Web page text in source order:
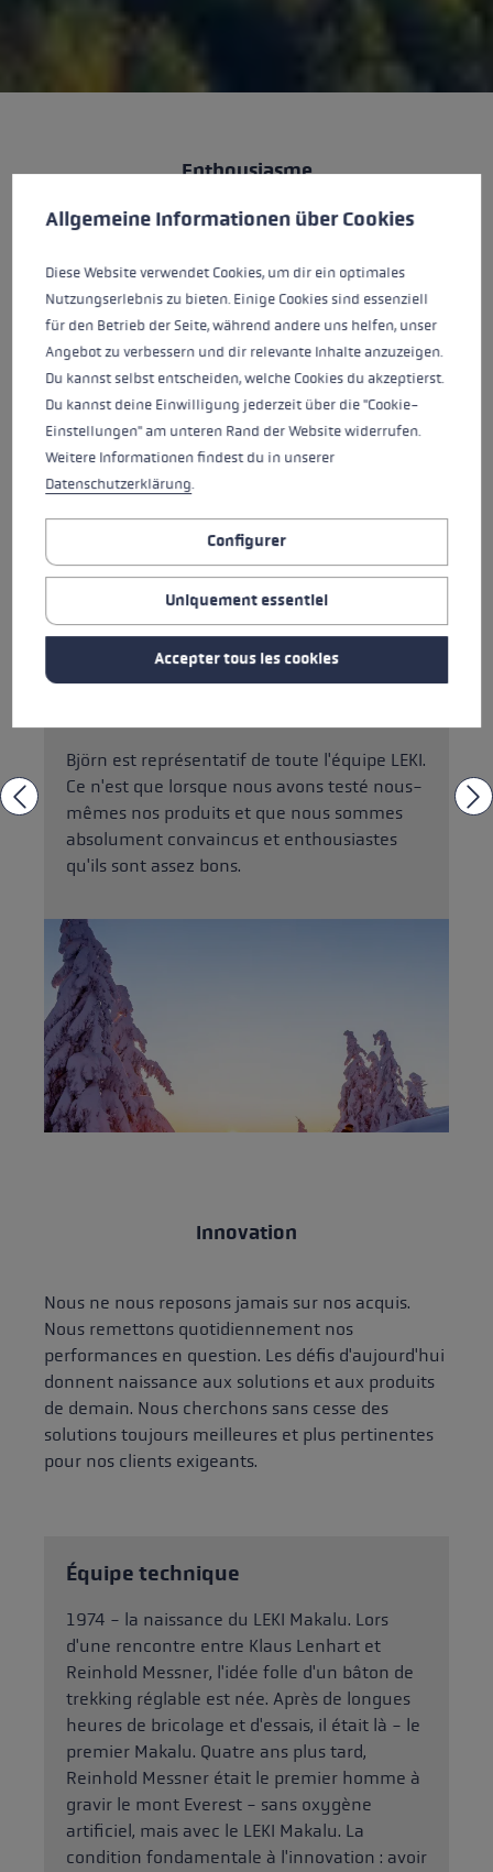
Enthousiasme
avec détermination, enthousiasme naturel et
dévouement. Nous sommes passionnés par le
sport dans la nature et nous vivons pour nos
produits. Nous sommes fiers de pouvoir offrir aux
sportifs le meilleur produit au monde.
Gestion des produits
"Même si je ne pratique plus de sport de
haut niveau, mon cœur d'athlète bat
toujours en moi. De temps en temps, je me
lance dans un défi fou. Je fais par exemple
100 kilomètres de ski de fond dans la Forêt-
Noire ou je fais une randonnée du lever au
coucher du soleil par moins 20 degrés sur le
Björn est représentatif de toute l'équipe LEKI.
Ce n'est que lorsque nous avons testé nous-
mêmes nos produits et que nous sommes
absolument convaincus et enthousiastes
qu'ils sont assez bons.
Innovation
Nous ne nous reposons jamais sur nos acquis.
Nous remettons quotidiennement nos
performances en question. Les défis d'aujourd'hui
donnent naissance aux solutions et aux produits
de demain. Nous cherchons sans cesse des
solutions toujours meilleures et plus pertinentes
pour nos clients exigeants.
Équipe technique
1974 - la naissance du LEKI Makalu. Lors
d'une rencontre entre Klaus Lenhart et
Reinhold Messner, l'idée folle d'un bâton de
trekking réglable est née. Après de longues
heures de bricolage et d'essais, il était là - le
premier Makalu. Quatre ans plus tard,
Reinhold Messner était le premier homme à
gravir le mont Everest - sans oxygène
artificiel, mais avec le LEKI Makalu. La
condition fondamentale à l'innovation : avoir
Préférences en matière de cookies
This website uses cookies to give you the best possible experience.
Allgemeine Informationen über Cookies
Diese Website verwendet Cookies, um dir ein optimales
Nutzungserlebnis zu bieten. Einige Cookies sind essenziell
für den Betrieb der Seite, während andere uns helfen, unser
Angebot zu verbessern und dir relevante Inhalte anzuzeigen.
Du kannst selbst entscheiden, welche Cookies du akzeptierst.
Du kannst deine Einwilligung jederzeit über die "Cookie-
Einstellungen" am unteren Rand der Website widerrufen.
Weitere Informationen findest du in unserer
Datenschutzerklärung.
Configurer
Uniquement essentiel
Accepter tous les cookies